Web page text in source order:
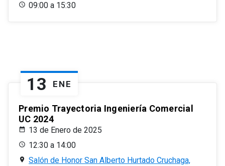
09:00 a 15:30
13 ENE
Premio Trayectoria Ingeniería Comercial
UC 2024
13 de Enero de 2025
12:30 a 14:00
Salón de Honor San Alberto Hurtado Cruchaga,